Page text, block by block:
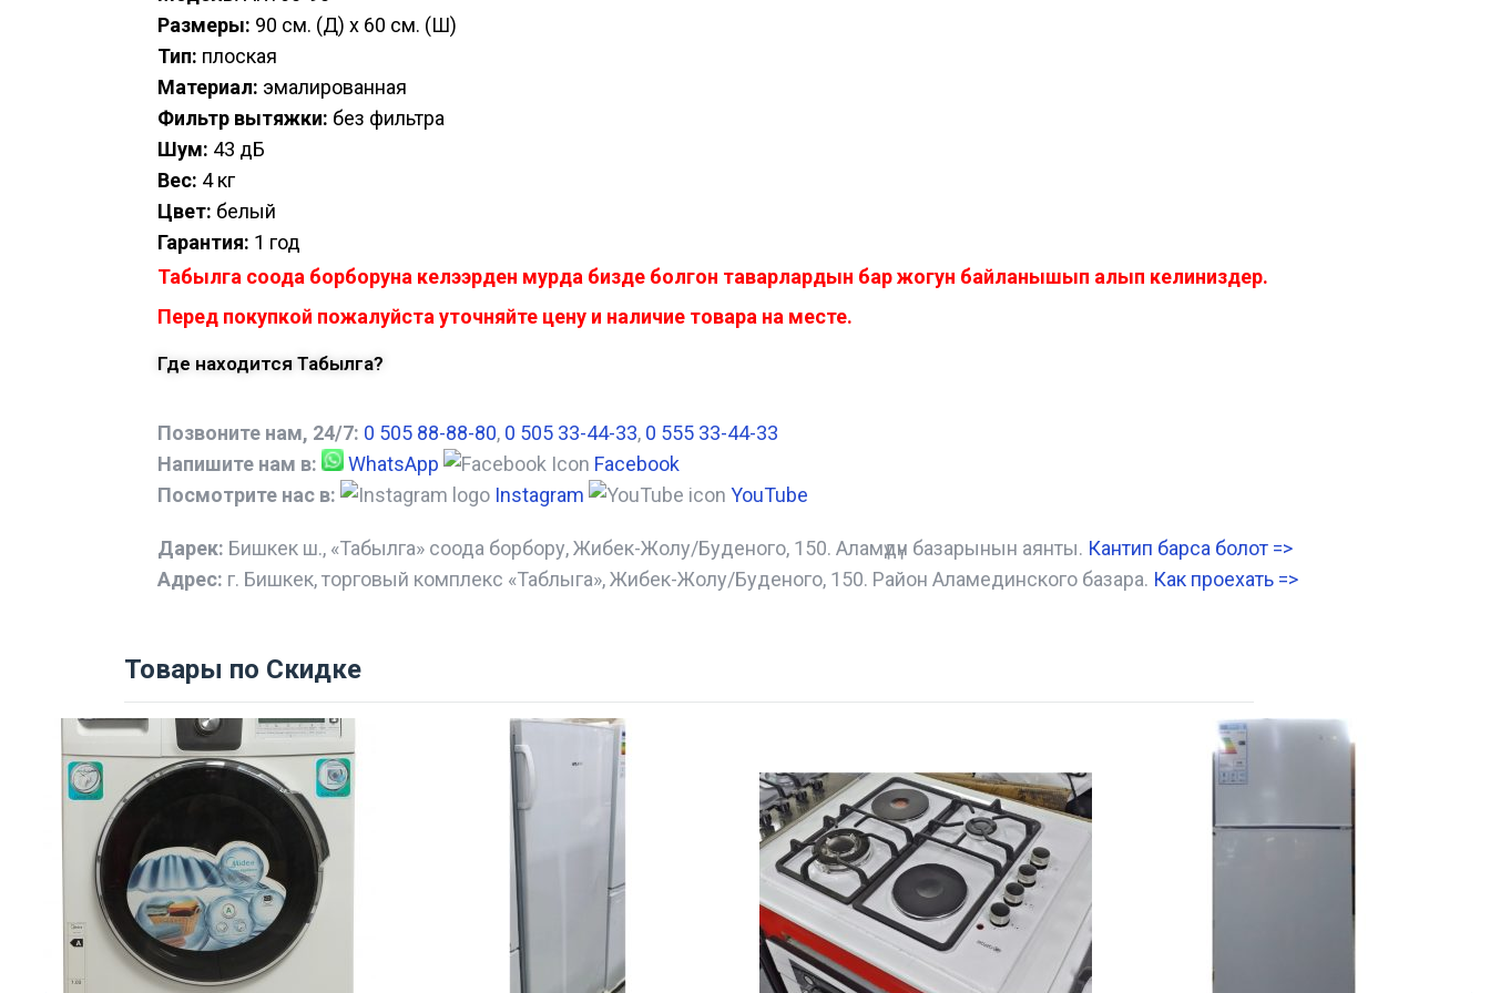
Размеры: 90 см. (Д) x 60 см. (Ш)
Тип: плоская
Материал: эмалированная
Фильтр вытяжки: без фильтра
Шум: 43 дБ
Вес: 4 кг
Цвет: белый
Гарантия: 1 год
Табылга соода борборуна келээрден мурда бизде болгон таварлардын бар жогун байланышып алып келиниздер.
Перед покупкой пожалуйста уточняйте цену и наличие товара на месте.
Где находится Табылга?
Позвоните нам, 24/7: 0 505 88-88-80, 0 505 33-44-33, 0 555 33-44-33
Напишите нам в:
WhatsApp
Facebook
Посмотрите нас в:
Instagram YouTube
Дарек: Бишкек ш., «Табылга» соода борбору, Жибек-Жолу/Буденого, 150. Аламүдүн базарынын аянты. Кантип барса болот =>
Адрес: г. Бишкек, торговый комплекс «Таблыга», Жибек-Жолу/Буденого, 150. Район Аламединского базара. Как проехать =>
Товары по Скидке